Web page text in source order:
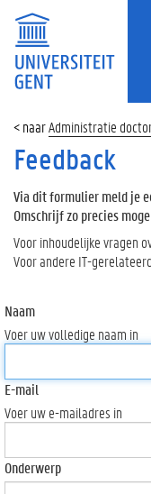
Administratie
Feedback
Via dit formulier meld je
Omschrijf zo precies
Voor inhoudelijke vragen
Voor andere IT-
Naam
Voer uw volledige naam in
E-mail
Voer uw e-mailadres in
Onderwerp